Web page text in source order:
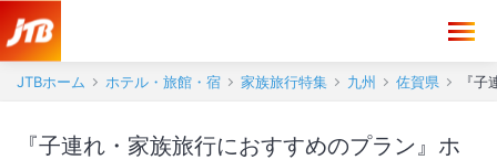
JTBホーム ホテル・旅館・宿 家族旅行特集 九州 佐賀県 『
『子連れ・家族旅行におすすめのプラン』ホ